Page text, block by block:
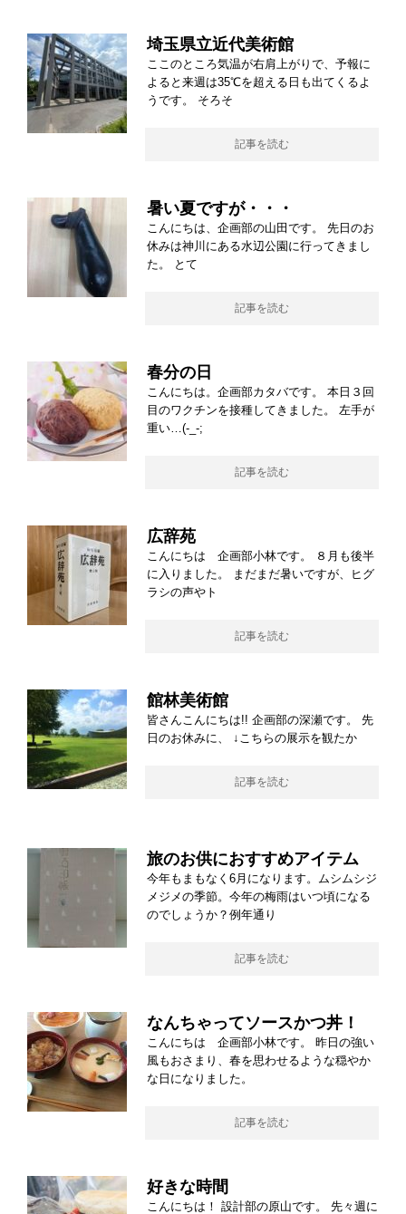
埼玉県立近代美術館
ここのところ気温が右肩上がりで、予報に
よると来週は35℃を超える日も出てくるよ
うです。 そろそ
記事を読む
暑い夏ですが・・・
こんにちは、企画部の山田です。 先日のお
休みは神川にある水辺公園に行ってきまし
た。 とて
記事を読む
春分の日
こんにちは。企画部カタバです。 本日３回
目のワクチンを接種してきました。 左手が
重い…(-_-;
記事を読む
広辞苑
こんにちは 企画部小林です。 ８月も後半
に入りました。 まだまだ暑いですが、ヒグ
ラシの声やト
記事を読む
館林美術館
皆さんこんにちは!! 企画部の深瀬です。 先
日のお休みに、 ↓こちらの展示を観たか
記事を読む
旅のお供におすすめアイテム
今年もまもなく6月になります。ムシムシジ
メジメの季節。今年の梅雨はいつ頃になる
のでしょうか？例年通り
記事を読む
なんちゃってソースかつ丼！
こんにちは 企画部小林です。 昨日の強い
風もおさまり、春を思わせるような穏やか
な日になりました。
記事を読む
好きな時間
こんにちは！ 設計部の原山です。 先々週に